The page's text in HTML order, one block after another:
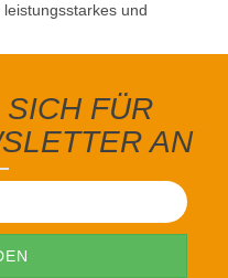
und
FÜR
AN